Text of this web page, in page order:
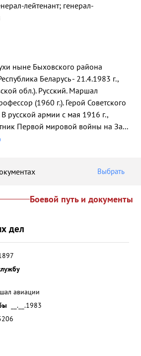
лейтенант; генерал-
ныне Быховского района
Беларусь - 21.4.1983 г.,
обл.). Русский. Маршал
(1960 г.). Герой Советского
русской армии с мая 1916 г.,
Первой мировой войны на За...
Выбрать
Боевой путь и документы
дел
авиации
__.__.1983